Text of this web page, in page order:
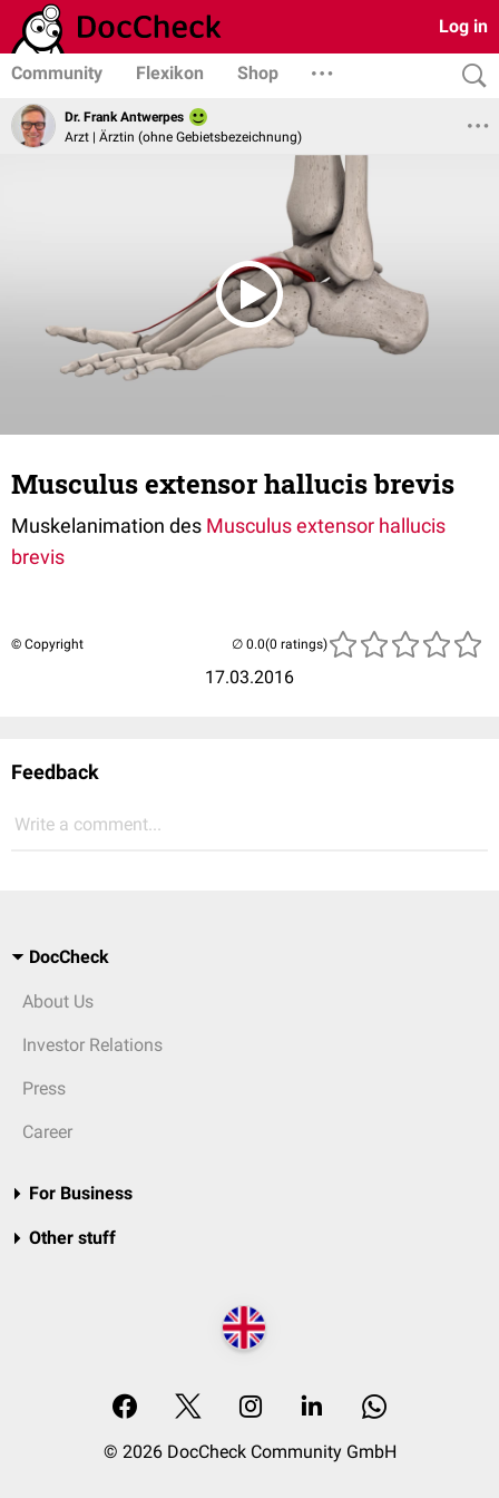
Log in
Community Flexikon Shop
Dr. Frank Antwerpes
Arzt | Ärztin (ohne Gebietsbezeichnung)
Musculus extensor hallucis brevis
Muskelanimation des Musculus extensor hallucis
brevis
© Copyright
17.03.2016
(0 ratings)
Feedback
Write a comment...
DocCheck
About Us
Investor Relations
Press
Career
For Business
Other stuff
© 2026 DocCheck Community GmbH